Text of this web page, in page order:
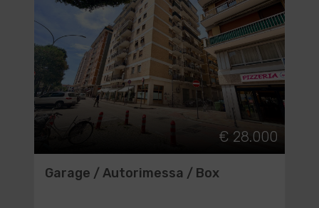
€ 28.000
Garage / Autorimessa / Box